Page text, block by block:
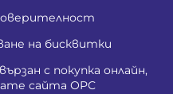
на бисквитки
с покупка онлайн,
сайта ОРС